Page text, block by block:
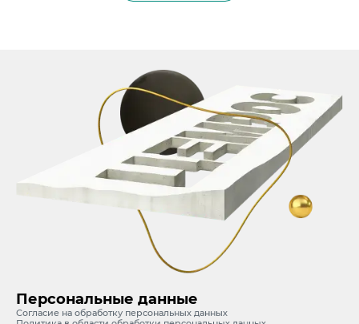
Персональные данные
Согласие на обработку персональных данных